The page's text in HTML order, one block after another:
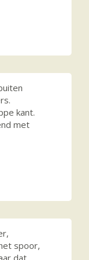
kant.
met
spoor,
dat